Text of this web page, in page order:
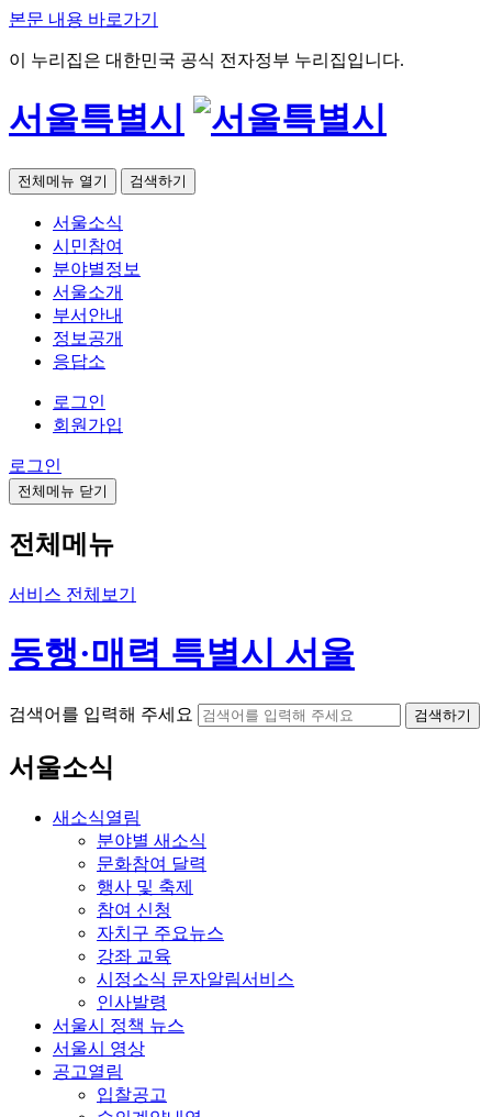
본문 내용 바로가기
이 누리집은 대한민국 공식 전자정부 누리집입니다.
서울특별시
전체메뉴 열기 검색하기
서울소식
시민참여
분야별정보
서울소개
부서안내
정보공개
응답소
로그인
회원가입
로그인
전체메뉴 닫기
전체메뉴
서비스 전체보기
동행·매력 특별시 서울
검색어를 입력해 주세요 검색하기
서울소식
새소식열림
분야별 새소식
문화참여 달력
행사 및 축제
참여 신청
자치구 주요뉴스
강좌 교육
시정소식 문자알림서비스
인사발령
서울시 정책 뉴스
서울시 영상
공고열림
입찰공고